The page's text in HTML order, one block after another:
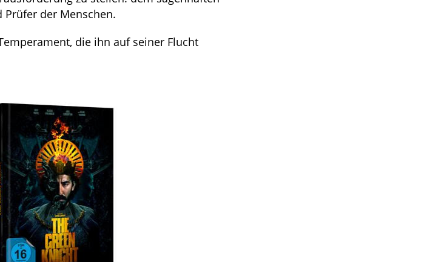
der Menschen.
die ihn auf seiner Flucht